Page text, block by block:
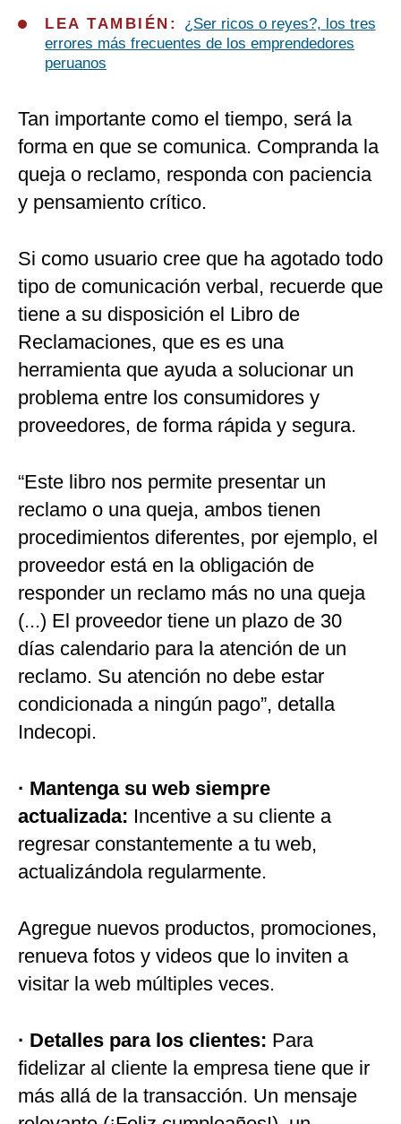
LEA TAMBIÉN: ¿Ser ricos o reyes?, los tres
errores más frecuentes de los emprendedores
peruanos
Tan importante como el tiempo, será la
forma en que se comunica. Compranda la
queja o reclamo, responda con paciencia
y pensamiento crítico.
Si como usuario cree que ha agotado todo
tipo de comunicación verbal, recuerde que
tiene a su disposición el Libro de
Reclamaciones, que es es una
herramienta que ayuda a solucionar un
problema entre los consumidores y
proveedores, de forma rápida y segura.
“Este libro nos permite presentar un
reclamo o una queja, ambos tienen
procedimientos diferentes, por ejemplo, el
proveedor está en la obligación de
responder un reclamo más no una queja
(...) El proveedor tiene un plazo de 30
días calendario para la atención de un
reclamo. Su atención no debe estar
condicionada a ningún pago”, detalla
Indecopi.
· Mantenga su web siempre
actualizada: Incentive a su cliente a
regresar constantemente a tu web,
actualizándola regularmente.
Agregue nuevos productos, promociones,
renueva fotos y videos que lo inviten a
visitar la web múltiples veces.
· Detalles para los clientes: Para
fidelizar al cliente la empresa tiene que ir
más allá de la transacción. Un mensaje